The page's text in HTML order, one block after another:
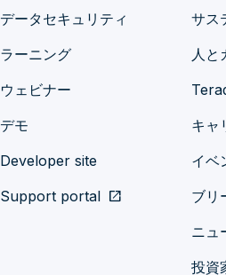
データセキュリティ
ラーニング
ウェビナー
デモ
Developer site
Support portal open_in_new
サス
人と
キャ
イベ
ブリ
ニュ
投資